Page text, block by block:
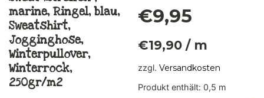
marine, Ringel, blau,
Sweatshirt,
Jogginghose,
Winterpullover,
Winterrock,
250gr/m2
€9,95
€19,90 / m
zzgl. Versandkosten
Produkt enthält: 0,5 m